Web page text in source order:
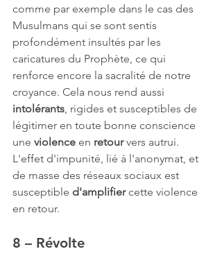
comme par exemple dans le cas des
Musulmans qui se sont sentis
profondément insultés par les
caricatures du Prophète, ce qui
renforce encore la sacralité de notre
croyance. Cela nous rend aussi
intolérants, rigides et susceptibles de
légitimer en toute bonne conscience
une violence en retour vers autrui.
L'effet d'impunité, lié à l'anonymat, et
de masse des réseaux sociaux est
susceptible d'amplifier cette violence
en retour.
8 – Révolte